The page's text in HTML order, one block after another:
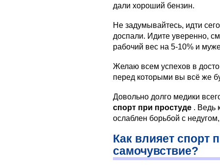
дали хороший бензин.
Не задумывайтесь, идти
доспали. Идите уверенно,
рабочий вес на 5-10% и
Желаю всем успехов в
перед которыми вы всё же
Довольно долго медики
спорт при простуде . Ведь
ослаблен борьбой с
Как влияет спорт
самочувствие?